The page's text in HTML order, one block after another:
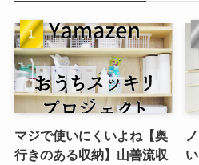
マジで使いにくいよね【奥
行きのある収納】山善流収